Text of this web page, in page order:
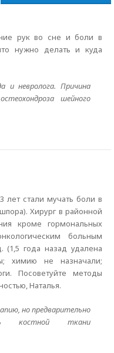
рук во сне и боли в
нужно делать и куда
и невролога. Причина
шейного
лет стали мучать боли в
Хирург в районной
кроме гормональных
больным
(1,5 года назад удалена
химию не назначали;
Посоветуйте методы
Наталья.
но предварительно
костной ткани